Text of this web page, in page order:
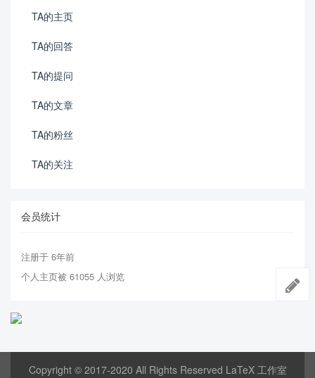
TA的主页
TA的回答
TA的提问
TA的文章
TA的粉丝
TA的关注
会员统计
注册于 6年前
个人主页被 61055 人浏览
Copyright © 2017-2020 All Rights Reserved LaTeX 工作室